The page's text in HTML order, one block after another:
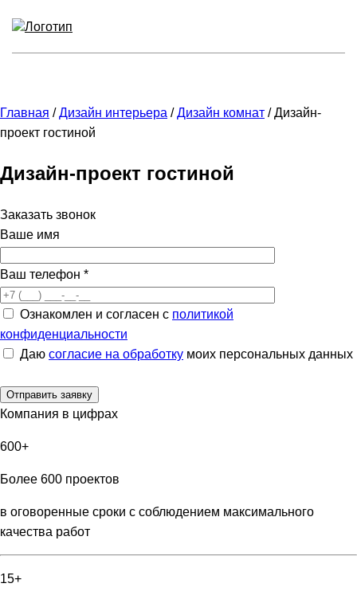
Главная /Дизайн интерьера /Дизайн комнат /Дизайн-
проект гостиной
Дизайн-проект гостиной
Заказать звонок
Ваше имя
Ваш телефон *
Ознакомлен и согласен с политикой
конфиденциальности
Даю согласие на обработку моих персональных данных
Компания в цифрах
600+
Более 600 проектов
в оговоренные сроки с соблюдением максимального
качества работ
15+